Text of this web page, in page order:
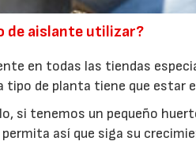
de aislante utilizar?
en todas las tiendas
tipo de planta tiene que estar
si tenemos un pequeño
así que siga su